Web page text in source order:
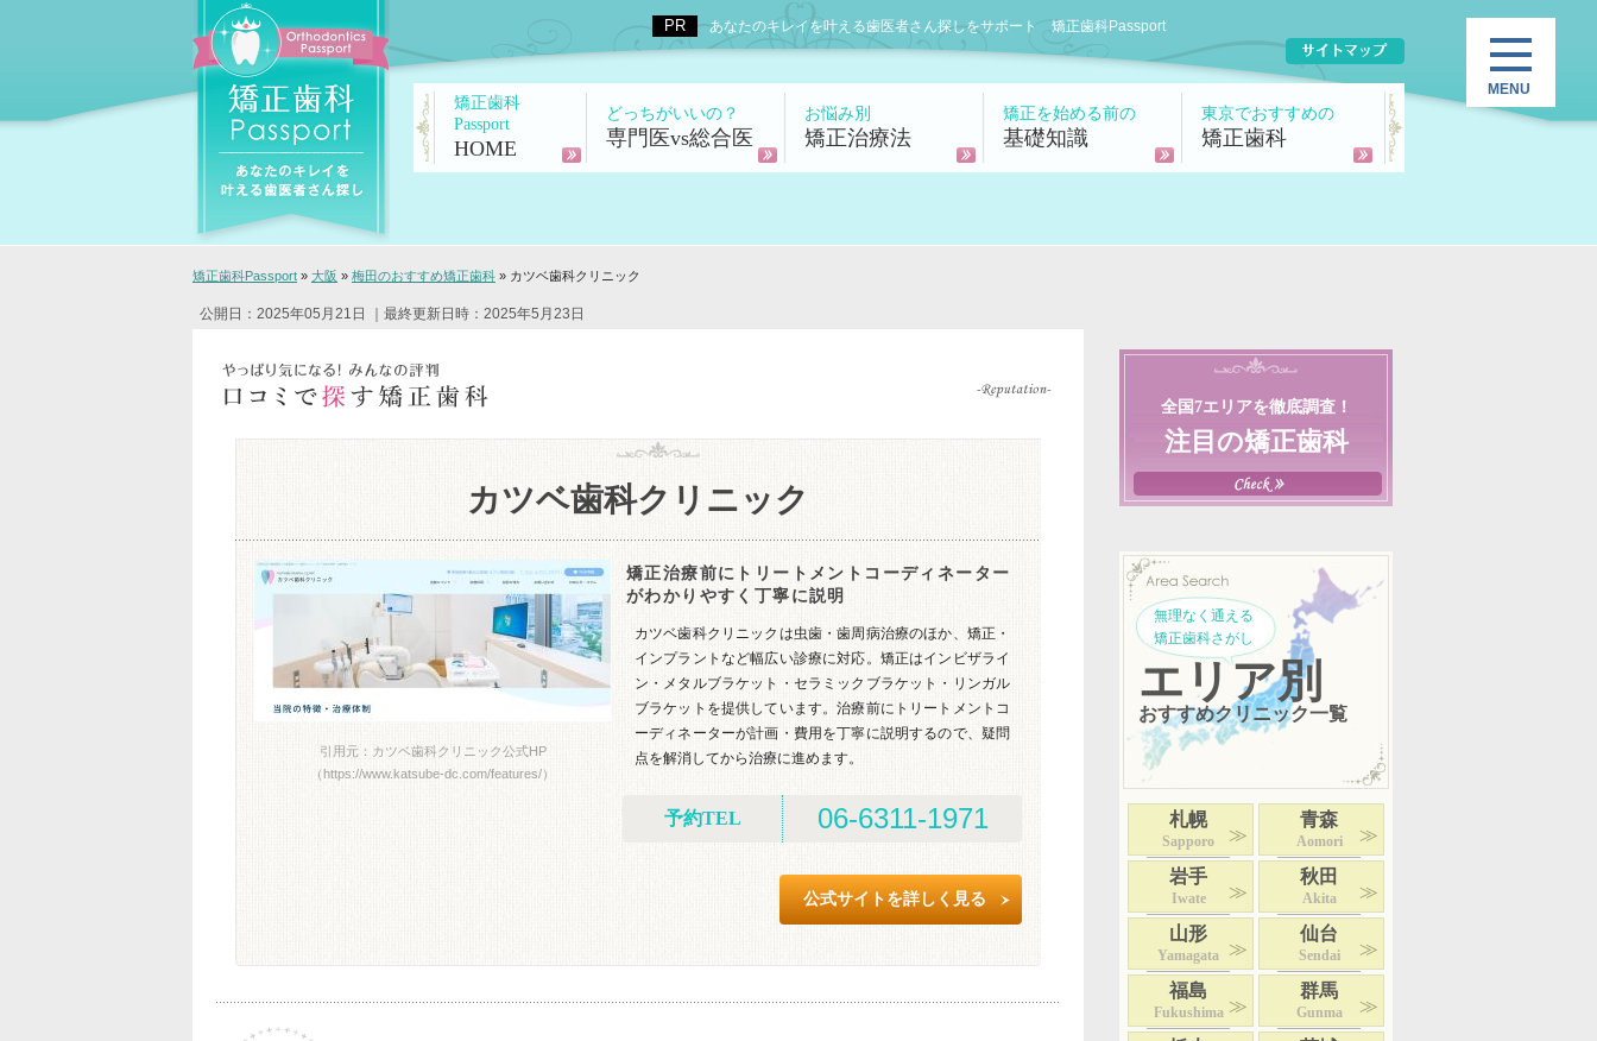
あなたのキレイを叶える歯医者さん探しをサポート 矯正歯科Passport
矯正歯科
Passport
HOME
どっちがいいの？
専門医vs総合医
お悩み別
矯正治療法
矯正を始める前の
基礎知識
東京でおすすめの
矯正歯科
矯正歯科Passport » 大阪 » 梅田のおすすめ矯正歯科 » カツベ歯科クリニック
公開日：2025年05月21日 ｜最終更新日時：2025年5月23日
カツベ歯科クリニック
引用元：カツベ歯科クリニック公式HP
（https://www.katsube-dc.com/features/）
矯正治療前にトリートメントコーディネーター
がわかりやすく丁寧に説明
カツベ歯科クリニックは虫歯・歯周病治療のほか、矯正・
インプラントなど幅広い診療に対応。矯正はインビザライ
ン・メタルブラケット・セラミックブラケット・リンガル
ブラケットを提供しています。治療前にトリートメントコ
ーディネーターが計画・費用を丁寧に説明するので、疑問
点を解消してから治療に進めます。
予約TEL 06-6311-1971
公式サイトを詳しく見る
全国7エリアを徹底調査！
注目の矯正歯科
無理なく通える
矯正歯科さがし
エリア別
おすすめクリニック一覧
札幌
Sapporo
青森
Aomori
岩手
Iwate
秋田
Akita
山形
Yamagata
仙台
Sendai
福島
Fukushima
群馬
Gunma